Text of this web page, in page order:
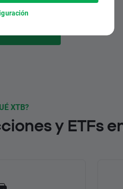
XTB?
y ETFs